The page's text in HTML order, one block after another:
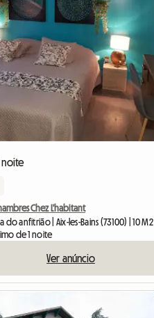
Chez L'habitant
do anfitrião | Aix-les-Bains (73100) | 10 M2
de 1 noite
Ver anúncio